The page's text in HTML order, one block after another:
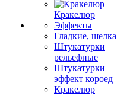
Кракелюр
Эффекты
Гладкие, шелка
Штукатурки
рельефные
Штукатурки
эффект короед
Кракелюр